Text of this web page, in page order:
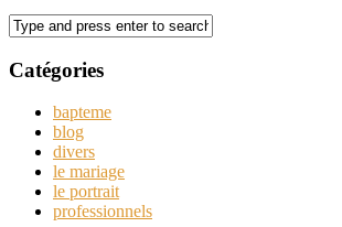
Catégories
bapteme
blog
divers
le mariage
le portrait
professionnels